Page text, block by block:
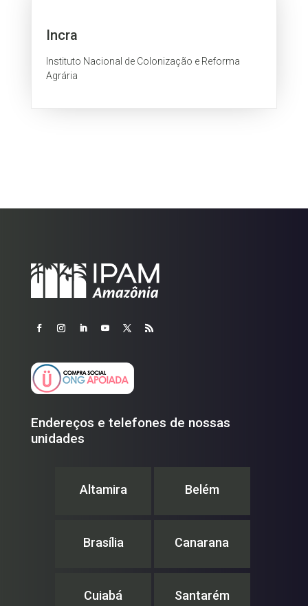
Incra
Instituto Nacional de Colonização e Reforma
Agrária
Endereços e telefones de nossas
unidades
Altamira Belém
Brasília Canarana
Cuiabá Santarém